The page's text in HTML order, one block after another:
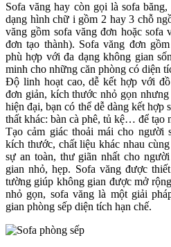
Sofa văng hay còn gọi là sofa
dạng hình chữ i gồm 2 hay 3 chỗ
văng gồm sofa văng đơn hoặc sofa
đơn tạo thành). Sofa văng đơn
phù hợp với đa dạng không gian
minh cho những căn phòng có diện
Độ linh hoạt cao, dễ kết hợp với
đơn giản, kích thước nhỏ gọn
hiện đại, bạn có thể dễ dàng kết hợp
thất khác: bàn cà phê, tủ kệ… để tạo
Tạo cảm giác thoải mái cho người
kích thước, chất liệu khác nhau
sự an toàn, thư giãn nhất cho
gian nhỏ, hẹp. Sofa văng được
tường giúp không gian được mở
nhỏ gọn, sofa văng là một giải
gian phòng sếp diện tích hạn chế.